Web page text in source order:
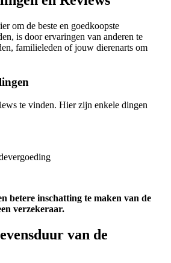
om de beste en goedkoopste
is door ervaringen van anderen te
familieleden of jouw dierenarts om
te vinden. Hier zijn enkele dingen
betere inschatting te maken van de
verzekeraar.
van de